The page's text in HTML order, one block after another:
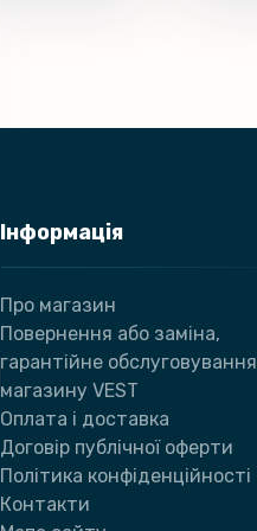
Інформація
Про магазин
Повернення або заміна,
гарантійне обслуговування
магазину VEST
Оплата і доставка
Договір публічної оферти
Політика конфіденційності
Контакти